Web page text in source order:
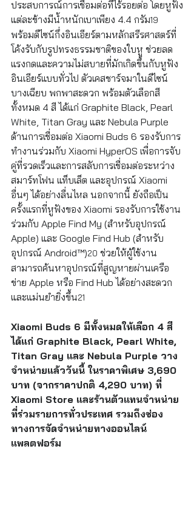
ประสบการณ์การเชื่อมต่อที่ไร้รอยต่อ โดยหูฟัง
แต่ละข้างมีน้ำหนักเบาเพียง 4.4 กรัม19
พร้อมดีไซน์กึ่งอินเอียร์ตามหลักสรีรศาสตร์ที่
โค้งรับกับรูปทรงธรรมชาติของใบหู ช่วยลด
แรงกดและความไม่สบายที่มักเกิดขึ้นกับหูฟัง
อินเอียร์แบบทั่วไป ตัวเคสชาร์จมาในดีไซน์
บางเฉียบ พกพาสะดวก พร้อมตัวเลือกสี
ทั้งหมด 4 สี ได้แก่ Graphite Black, Pearl
White, Titan Gray และ Nebula Purple
ด้านการเชื่อมต่อ Xiaomi Buds 6 รองรับการ
ทำงานร่วมกับ Xiaomi HyperOS เพื่อการจับ
คู่ที่รวดเร็วและการสลับการเชื่อมต่อระหว่าง
สมาร์ทโฟน แท็บเล็ต และอุปกรณ์ Xiaomi
อื่นๆ ได้อย่างลื่นไหล นอกจากนี้ ยังถือเป็น
ครั้งแรกที่หูฟังของ Xiaomi รองรับการใช้งาน
ร่วมกับ Apple Find My (สำหรับอุปกรณ์
Apple) และ Google Find Hub (สำหรับ
อุปกรณ์ Android™)20 ช่วยให้ผู้ใช้งาน
สามารถค้นหาอุปกรณ์ที่สูญหายผ่านเครือ
ข่าย Apple หรือ Find Hub ได้อย่างสะดวก
และแม่นยำยิ่งขึ้น21
Xiaomi Buds 6 มีทั้งหมดให้เลือก 4 สี
ได้แก่ Graphite Black, Pearl White,
Titan Gray และ Nebula Purple วาง
จำหน่ายแล้ววันนี้ ในราคาพิเศษ 3,690
บาท (จากราคาปกติ 4,290 บาท) ที่
Xiaomi Store และร้านตัวแทนจำหน่าย
ที่ร่วมรายการทั่วประเทศ รวมถึงช่อง
ทางการจัดจำหน่ายทางออนไลน์
แพลตฟอร์ม